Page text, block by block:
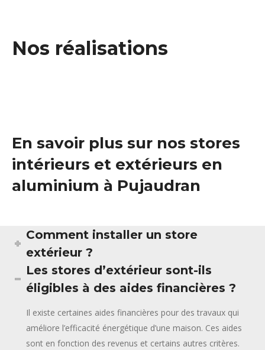
Nos réalisations
En savoir plus sur nos stores
intérieurs et extérieurs en
aluminium à Pujaudran
Comment installer un store
extérieur ?
Les stores d’extérieur sont-ils
éligibles à des aides financières ?
Il existe certaines aides financières pour des travaux qui
améliore l’efficacité énergétique d’une maison. Ces aides
sont en fonction des revenus et certains autres critères.